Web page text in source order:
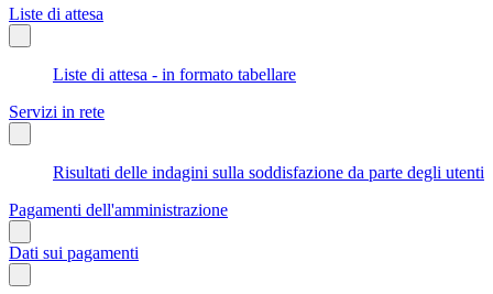
Liste di attesa
Liste di attesa - in formato tabellare
Servizi in rete
Risultati delle indagini sulla soddisfazione da parte degli utenti
Pagamenti dell'amministrazione
Dati sui pagamenti